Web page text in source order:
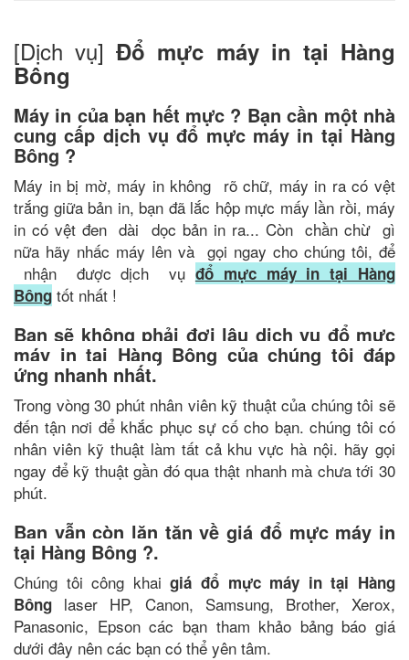
[Dịch vụ]Đổ mực máy in tại Hàng
Bông
Máy in của bạn hết mực ? Bạn cần một nhà
cung cấp dịch vụ đổ mực máy in tại Hàng
Bông ?
Máy in bị mờ, máy in không rõ chữ, máy in ra có vệt
trắng giữa bản in, bạn đã lắc hộp mực mấy lần rồi, máy
in có vệt đen dài dọc bản in ra... Còn chần chừ gì
nữa hãy nhấc máy lên và gọi ngay cho chúng tôi, để
nhận được dịch vụ đổ mực máy in tại Hàng
Bông tốt nhất !
Bạn sẽ không phải đợi lâu dịch vụ đổ mực
máy in tại Hàng Bông của chúng tôi đáp
ứng nhanh nhất.
Trong vòng 30 phút nhân viên kỹ thuật của chúng tôi sẽ
đến tận nơi để khắc phục sự cố cho bạn. chúng tôi có
nhân viên kỹ thuật làm tất cả khu vực hà nội. hãy gọi
ngay để kỹ thuật gần đó qua thật nhanh mà chưa tới 30
phút.
Bạn vẫn còn lăn tăn về giá đổ mực máy in
tại Hàng Bông ?.
Chúng tôi công khaigiá đổ mực máy in tại Hàng
Bông laser HP, Canon, Samsung, Brother, Xerox,
Panasonic, Epson các bạn tham khảo bảng báo giá
dưới đây nên các bạn có thể yên tâm.